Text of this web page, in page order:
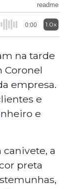
readme
0:00 1.0x
na tarde
empresa.
e
e
a
preta